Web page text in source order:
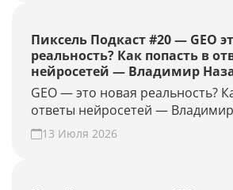
Пиксель Подкаст #20 — GEO
реальность? Как попасть в
нейросетей — Владимир
GEO — это новая реальность?
ответы нейросетей —
13 Июля 2026